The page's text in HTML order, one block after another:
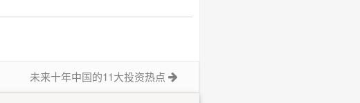
未来十年中国的11大投资热点